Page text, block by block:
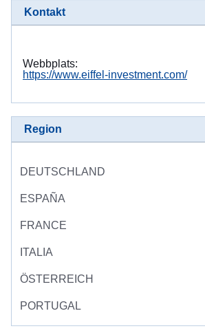
від
війни
Україні
Kontakt
Webbplats:
https://www.eiffel-investment.com/
Region
DEUTSCHLAND
ESPAÑA
FRANCE
ITALIA
ÖSTERREICH
PORTUGAL